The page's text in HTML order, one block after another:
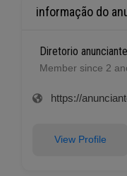
informação do
Diretorio anunciante
Member since 2
https://
View Profile